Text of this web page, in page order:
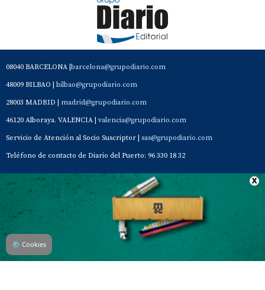
08040 BARCELONA | barcelona@grupodiario.com
48009 BILBAO | bilbao@grupodiario.com
28003 MADRID | madrid@grupodiario.com
46120 Alboraya. VALENCIA | valencia@grupodiario.com
Servicio de Atención al Socio Suscriptor | sas@grupodiario.com
Teléfono de contacto de Diario del Puerto: 96 330 18 32
Contacto Aviso Legal Quiénes somos Política de privacidad
⚙ Cookies